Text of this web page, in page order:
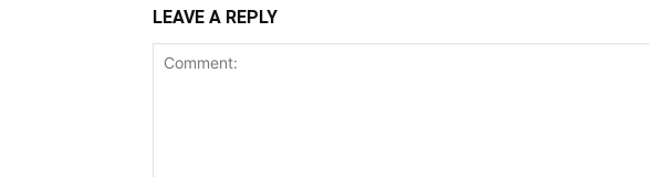
LEAVE A REPLY